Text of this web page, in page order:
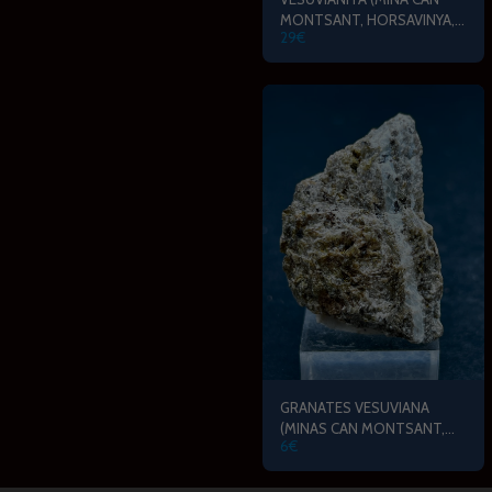
MONTSANT, HORSAVINYA,
BCN)
29€
GRANATES VESUVIANA
(MINAS CAN MONTSANT,
HORSAVINYA)
6€